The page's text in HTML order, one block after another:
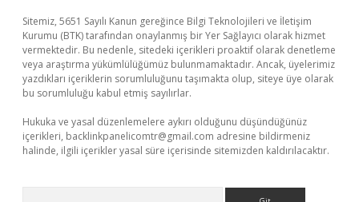
Sitemiz, 5651 Sayılı Kanun gereğince Bilgi Teknolojileri ve İletişim
Kurumu (BTK) tarafından onaylanmış bir Yer Sağlayıcı olarak hizmet
vermektedir. Bu nedenle, sitedeki içerikleri proaktif olarak denetleme
veya araştırma yükümlülüğümüz bulunmamaktadır. Ancak, üyelerimiz
yazdıkları içeriklerin sorumluluğunu taşımakta olup, siteye üye olarak
bu sorumluluğu kabul etmiş sayılırlar.
Hukuka ve yasal düzenlemelere aykırı olduğunu düşündüğünüz
içerikleri, backlinkpanelicomtr@gmail.com adresine bildirmeniz
halinde, ilgili içerikler yasal süre içerisinde sitemizden kaldırılacaktır.